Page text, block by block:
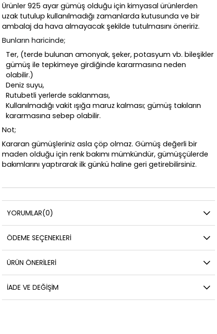
Ürünler 925 ayar gümüş olduğu için kimyasal ürünlerden
uzak tutulup kullanılmadığı zamanlarda kutusunda ve bir
ambalaj da hava almayacak şekilde tutulmasını öneririz.
Bunların haricinde;
Ter, (terde bulunan amonyak, şeker, potasyum vb. bileşikler
gümüş ile tepkimeye girdiğinde kararmasına neden
olabilir.)
Deniz suyu,
Rutubetli yerlerde saklanması,
Kullanılmadığı vakit ışığa maruz kalması; gümüş takıların
kararmasına sebep olabilir.
Not;
Kararan gümüşleriniz asla çöp olmaz. Gümüş değerli bir
maden olduğu için renk bakımı mümkündür, gümüşçülerde
bakımlarını yaptırarak ilk günkü haline geri getirebilirsiniz.
YORUMLAR(0)
ÖDEME SEÇENEKLERI
ÜRÜN ÖNERILERI
İADE VE DEĞIŞIM